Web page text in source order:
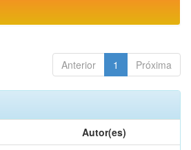
Anterior 1 Próxima
Autor(es)